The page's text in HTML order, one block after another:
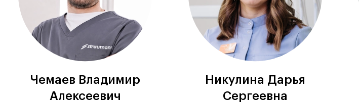
Чемаев Владимир
Алексеевич
Никулина Дарья
Сергеевна